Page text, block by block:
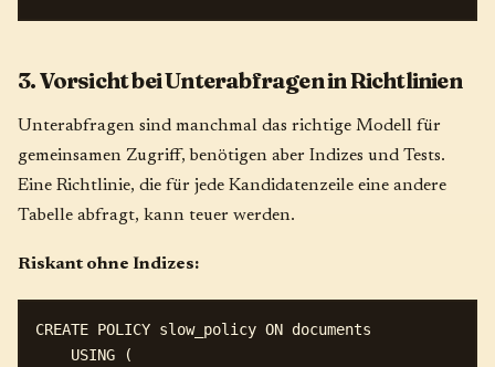
3. Vorsicht bei Unterabfragen in Richtlinien
Unterabfragen sind manchmal das richtige Modell für
gemeinsamen Zugriff, benötigen aber Indizes und Tests.
Eine Richtlinie, die für jede Kandidatenzeile eine andere
Tabelle abfragt, kann teuer werden.
Riskant ohne Indizes:
CREATE POLICY slow_policy ON documents
    USING (